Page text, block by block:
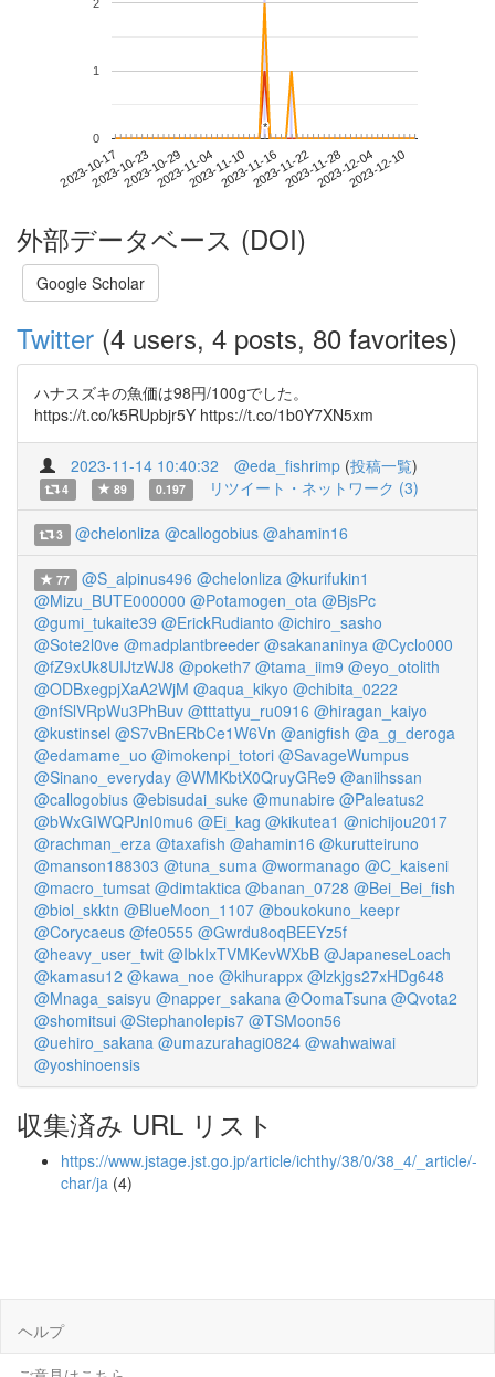
2023-10-172023-10-232023-10-292023-11-042023-11-102023-11-162023-11-222023-11-282023-12-042023-12-10
0
1
2
*
*
外部データベース (DOI)
Google Scholar
Twitter (4 users, 4 posts, 80 favorites)
ハナスズキの魚価は98円/100gでした。
https://t.co/k5RUpbjr5Y https://t.co/1b0Y7XN5xm
2023-11-14 10:40:32 @eda_fishrimp (投稿一覧)
4 89 0.197 リツイート・ネットワーク (3)
3 @chelonliza @callogobius @ahamin16
77 @S_alpinus496 @chelonliza @kurifukin1
@Mizu_BUTE000000 @Potamogen_ota @BjsPc
@gumi_tukaite39 @ErickRudianto @ichiro_sasho
@Sote2l0ve @madplantbreeder @sakananinya @Cyclo000
@fZ9xUk8UIJtzWJ8 @poketh7 @tama_iim9 @eyo_otolith
@ODBxegpjXaA2WjM @aqua_kikyo @chibita_0222
@nfSlVRpWu3PhBuv @tttattyu_ru0916 @hiragan_kaiyo
@kustinsel @S7vBnERbCe1W6Vn @anigfish @a_g_deroga
@edamame_uo @imokenpi_totori @SavageWumpus
@Sinano_everyday @WMKbtX0QruyGRe9 @aniihssan
@callogobius @ebisudai_suke @munabire @Paleatus2
@bWxGIWQPJnI0mu6 @Ei_kag @kikutea1 @nichijou2017
@rachman_erza @taxafish @ahamin16 @kurutteiruno
@manson188303 @tuna_suma @wormanago @C_kaiseni
@macro_tumsat @dimtaktica @banan_0728 @Bei_Bei_fish
@biol_skktn @BlueMoon_1107 @boukokuno_keepr
@Corycaeus @fe0555 @Gwrdu8oqBEEYz5f
@heavy_user_twit @IbkIxTVMKevWXbB @JapaneseLoach
@kamasu12 @kawa_noe @kihurappx @lzkjgs27xHDg648
@Mnaga_saisyu @napper_sakana @OomaTsuna @Qvota2
@shomitsui @Stephanolepis7 @TSMoon56
@uehiro_sakana @umazurahagi0824 @wahwaiwai
@yoshinoensis
収集済み URL リスト
https://www.jstage.jst.go.jp/article/ichthy/38/0/38_4/_article/-
char/ja (4)
ヘルプ